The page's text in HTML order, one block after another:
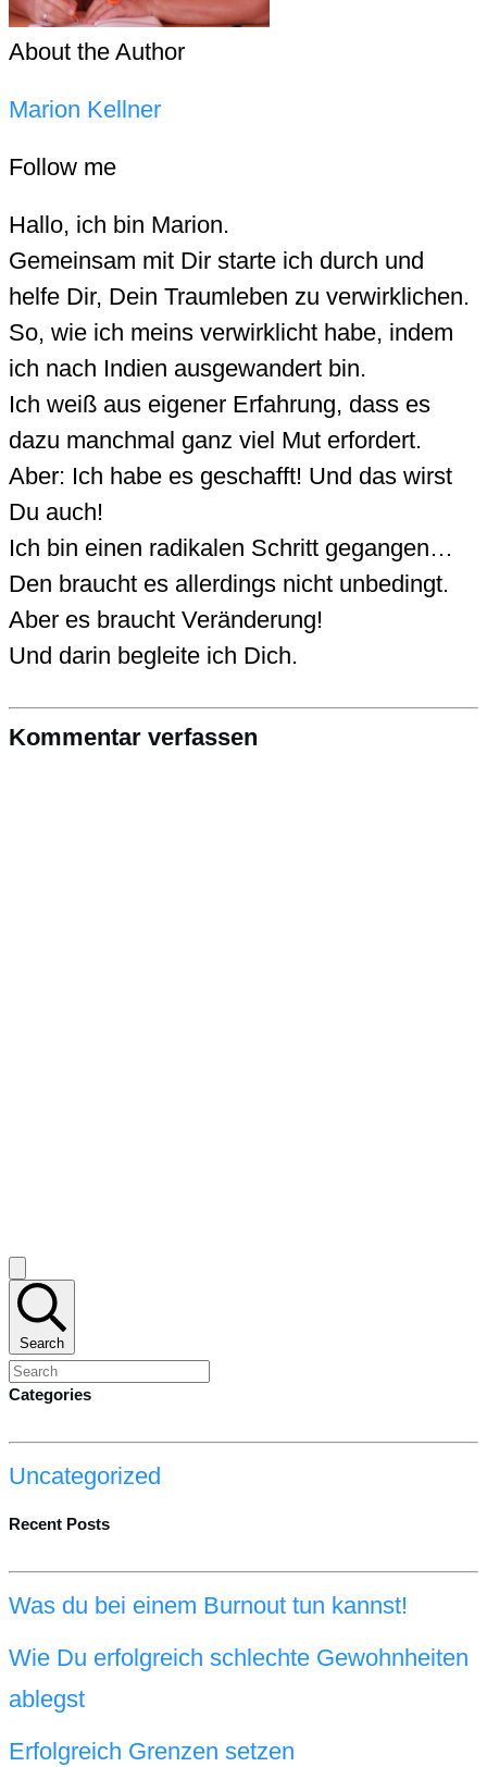
About the Author
Marion Kellner
Follow me
Hallo, ich bin Marion.
Gemeinsam mit Dir starte ich durch und
helfe Dir, Dein Traumleben zu verwirklichen.
So, wie ich meins verwirklicht habe, indem
ich nach Indien ausgewandert bin.
Ich weiß aus eigener Erfahrung, dass es
dazu manchmal ganz viel Mut erfordert.
Aber: Ich habe es geschafft! Und das wirst
Du auch!
Ich bin einen radikalen Schritt gegangen…
Den braucht es allerdings nicht unbedingt.
Aber es braucht Veränderung!
Und darin begleite ich Dich.
Kommentar verfassen
Search
Categories
Uncategorized
Recent Posts
Was du bei einem Burnout tun kannst!
Wie Du erfolgreich schlechte Gewohnheiten
ablegst
Erfolgreich Grenzen setzen